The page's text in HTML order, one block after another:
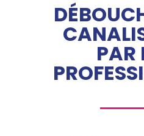
PAR